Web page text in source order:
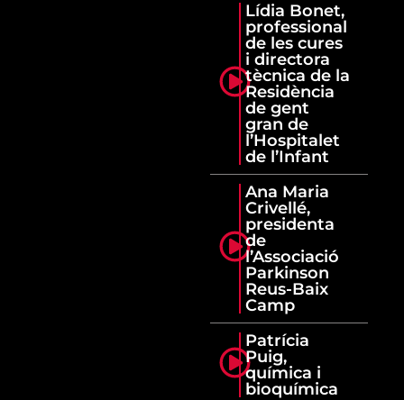
Lídia Bonet,
professional
de les cures
i directora
tècnica de la
Residència
de gent
gran de
l’Hospitalet
de l’Infant
Ana Maria
Crivellé,
presidenta
de
l’Associació
Parkinson
Reus-Baix
Camp
Patrícia
Puig,
química i
bioquímica